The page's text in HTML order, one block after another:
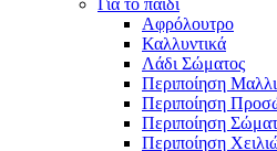
Για το παιδί
Αφρόλουτρο
Καλλυντικά
Λάδι Σώματος
Περιποίηση
Περιποίηση
Περιποίηση
Περιποίηση